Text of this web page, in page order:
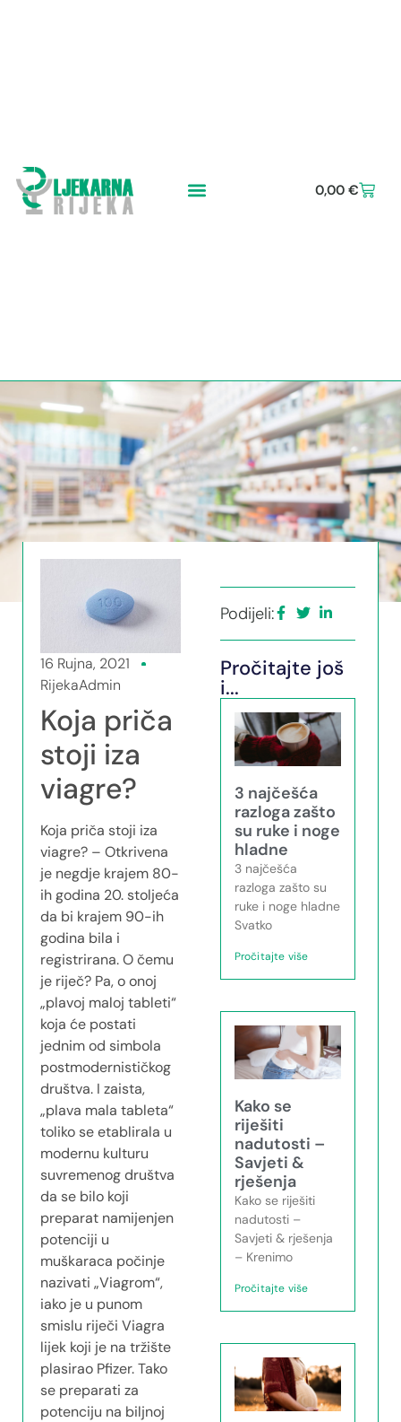
0,00 €
16 Rujna, 2021
RijekaAdmin
Koja priča
stoji iza
viagre?
Koja priča stoji iza
viagre? – Otkrivena
je negdje krajem 80-
ih godina 20. stoljeća
da bi krajem 90-ih
godina bila i
registrirana. O čemu
je riječ? Pa, o onoj
„plavoj maloj tableti“
koja će postati
jednim od simbola
postmodernističkog
društva. I zaista,
„plava mala tableta“
toliko se etablirala u
modernu kulturu
suvremenog društva
da se bilo koji
preparat namijenjen
potenciji u
muškaraca počinje
nazivati „Viagrom“,
iako je u punom
smislu riječi Viagra
lijek koji je na tržište
plasirao Pfizer. Tako
se preparati za
potenciju na biljnoj
Podijeli:
Pročitajte još
i...
3 najčešća
razloga zašto
su ruke i noge
hladne
3 najčešća
razloga zašto su
ruke i noge hladne
Svatko
Pročitajte više
Kako se
riješiti
nadutosti –
Savjeti &
rješenja
Kako se riješiti
nadutosti –
Savjeti & rješenja
– Krenimo
Pročitajte više